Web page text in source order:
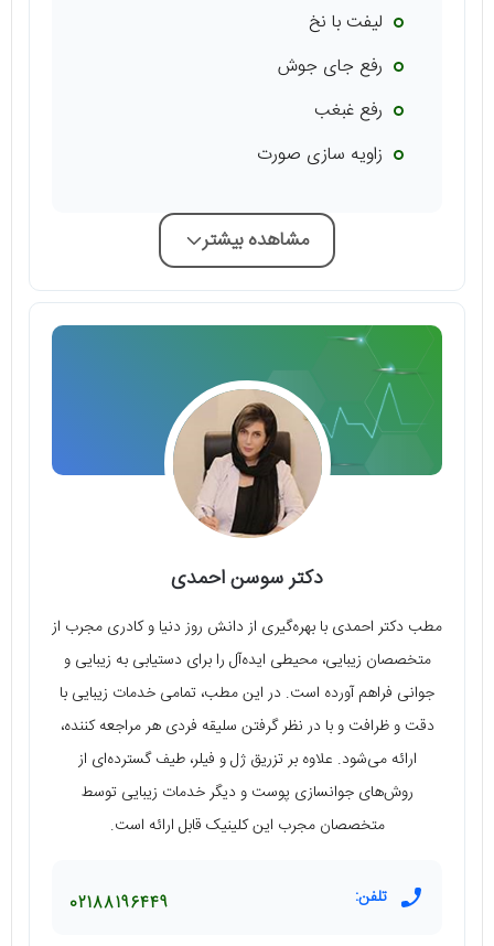
لیفت با نخ
رفع جای جوش
رفع غبغب
زاویه سازی صورت
مشاهده بیشتر
دکتر سوسن احمدی
مطب دکتر احمدی با بهره‌گیری از دانش روز دنیا و کادری مجرب از
متخصصان زیبایی، محیطی ایده‌آل را برای دستیابی به زیبایی و
جوانی فراهم آورده است. در این مطب، تمامی خدمات زیبایی با
دقت و ظرافت و با در نظر گرفتن سلیقه فردی هر مراجعه کننده،
ارائه می‌شود. علاوه بر تزریق ژل و فیلر، طیف گسترده‌ای از
روش‌های جوانسازی پوست و دیگر خدمات زیبایی توسط
متخصصان مجرب این کلینیک قابل ارائه است.
تلفن: 02188196449